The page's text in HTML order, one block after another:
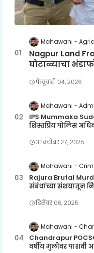
Mahawani
Nagpur Land
घोटाळ्याचा
फेब्रुवारी ०४, २०२६
Mahawani
IPS Mummaka
शिस्तप्रिय पोलिस
ऑक्टोबर २७, २०२५
Mahawani
Rajura Brutal
संबंधांच्या संशयातून
डिसेंबर ०६, २०२५
Mahawani
Chandrapur
वर्षीय मुलीवर पाशवी